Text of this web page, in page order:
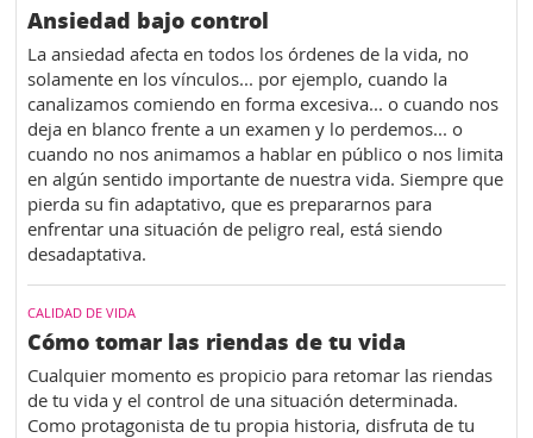
Ansiedad bajo control
La ansiedad afecta en todos los órdenes de la vida, no
solamente en los vínculos... por ejemplo, cuando la
canalizamos comiendo en forma excesiva... o cuando nos
deja en blanco frente a un examen y lo perdemos... o
cuando no nos animamos a hablar en público o nos limita
en algún sentido importante de nuestra vida. Siempre que
pierda su fin adaptativo, que es prepararnos para
enfrentar una situación de peligro real, está siendo
desadaptativa.
CALIDAD DE VIDA
Cómo tomar las riendas de tu vida
Cualquier momento es propicio para retomar las riendas
de tu vida y el control de una situación determinada.
Como protagonista de tu propia historia, disfruta de tu